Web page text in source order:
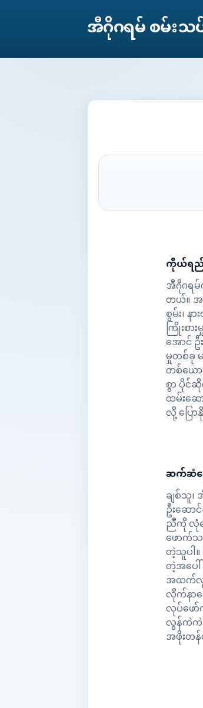
အီဂိုဂရမ် စမ်းသ
ကိုယ်ရည်
အီဂိုဂရမ်
တယ်။ အ
စွမ်း၊
ကြိုးစ
အောင်
မှုတစ်ခု
တစ်ယေ
စွာ ပိုင်
ထမ်းဆ
လို့ ပြေ
ဆက်ဆံရ
ချစ်သူ
ဦးဆေ
ညီကို လုံလ
ဖောက်
တဲ့သူပါ
တဲ့အပေ
အထက်လူ
လိုက်နာ
လုပ်ဖေ
လွန်ကဲကဲ
အဖိုးတ